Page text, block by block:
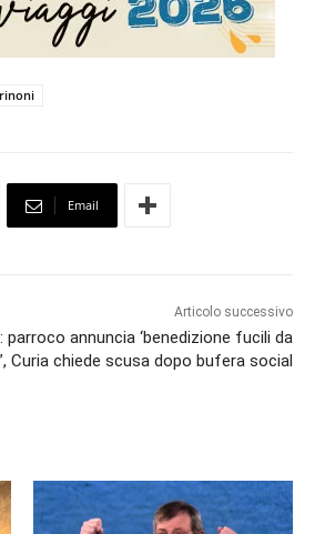
Email
Articolo successivo
parroco annuncia ‘benedizione fucili da
Curia chiede scusa dopo bufera social